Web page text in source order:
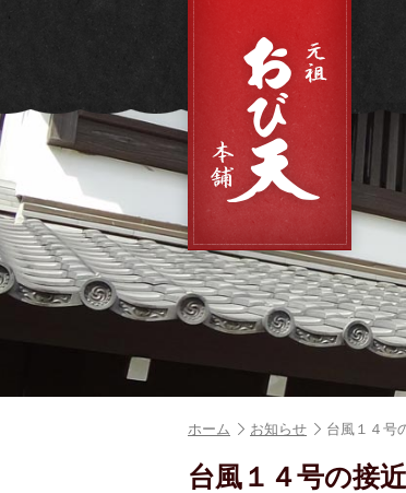
ホーム お知らせ 台風１４号
台風１４号の接